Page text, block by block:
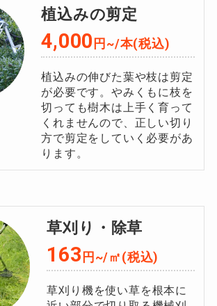
植込みの剪定
4,000円~/本(税込)
植込みの伸びた葉や枝は剪定
が必要です。やみくもに枝を
切っても樹木は上手く育って
くれませんので、正しい切り
方で剪定をしていく必要があ
ります。
草刈り・除草
163 円~/㎡(税込)
草刈り機を使い草を根本に